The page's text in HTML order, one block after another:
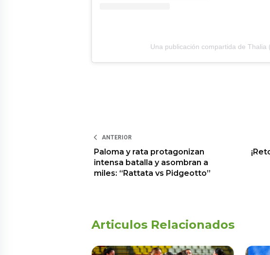
Una publicación compartida de Thalia
ANTERIOR
Paloma y rata protagonizan
intensa batalla y asombran a
miles: “Rattata vs Pidgeotto”
Articulos Relacionados